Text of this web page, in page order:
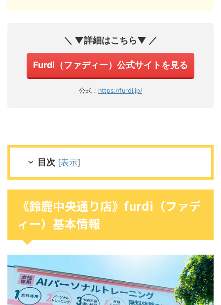
＼ ▼詳細はこちら▼ ／
Furdi（ファディー）公式サイトを見る
公式： https://furdi.jp/
目次 [表示]
《鈴鹿中央通り店》furdi（ファデ
ィー）基本情報